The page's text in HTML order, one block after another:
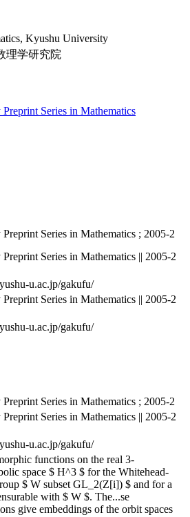
Kyushu University
理学研究院
Series in Mathematics
Series in Mathematics ; 2005-2
Series in Mathematics || 2005-2
u.ac.jp/gakufu/
Series in Mathematics || 2005-2
u.ac.jp/gakufu/
Series in Mathematics ; 2005-2
Series in Mathematics || 2005-2
u.ac.jp/gakufu/
functions on the real 3-
space $ H^3 $ for the Whitehead-
$ W subset GL_2(Z[i]) $ and for a
with $ W $. The...se
give embeddings of the orbit spaces